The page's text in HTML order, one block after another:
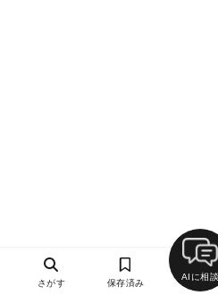
さがす 保存済み
AIに相談